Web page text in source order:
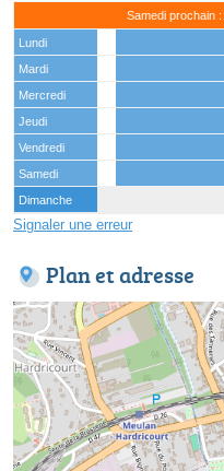
Samedi prochain :
Lundi
Mardi
Mercredi
Jeudi
Vendredi
Samedi
Dimanche
Signaler une erreur
Plan et adresse